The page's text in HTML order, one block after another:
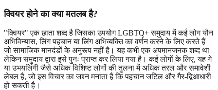
क्वियर होने का क्या मतलब है?
"क्वियर" एक छाता शब्द है जिसका उपयोग LGBTQ+ समुदाय में कई लोग यौन
अभिविन्यास, लिंग पहचान या लिंग अभिव्यक्ति का वर्णन करने के लिए करते हैं
जो सामाजिक मानदंडों के अनुरूप नहीं है। यह कभी एक अपमानजनक शब्द था
लेकिन समुदाय द्वारा इसे पुनः प्राप्त कर लिया गया है। कई लोगों के लिए, यह गे
या उभयलिंगी जैसे अधिक विशिष्ट लोगों की तुलना में अधिक तरल और समावेशी
लेबल है, जो इस विचार का जश्न मनाता है कि पहचान जटिल और गैर-द्विआधारी
हो सकती है।